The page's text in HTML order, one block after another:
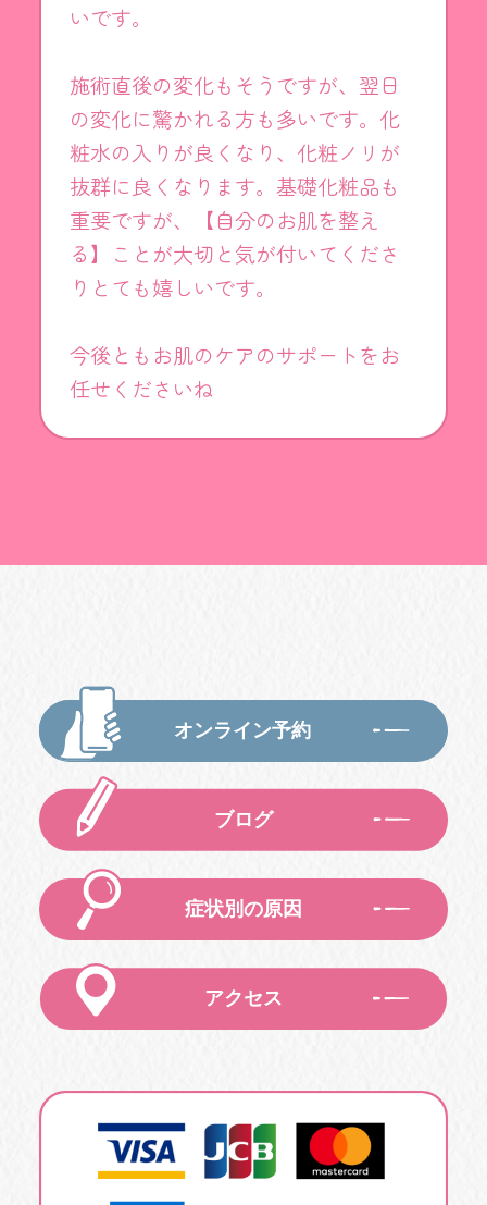
いです。
施術直後の変化もそうですが、翌日
の変化に驚かれる方も多いです。化
粧水の入りが良くなり、化粧ノリが
抜群に良くなります。基礎化粧品も
重要ですが、【自分のお肌を整え
る】ことが大切と気が付いてくださ
りとても嬉しいです。
今後ともお肌のケアのサポートをお
任せくださいね